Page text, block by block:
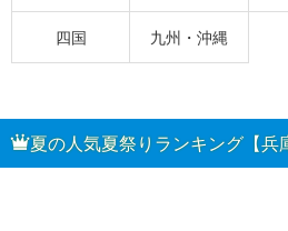
四国 九州・沖縄
夏の人気夏祭りランキング【兵